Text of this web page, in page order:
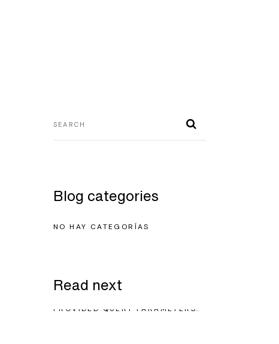
Blog categories
NO HAY CATEGORÍAS
Read next
PROVIDED QUERY PARAMETERS.